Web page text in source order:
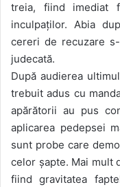
treia, fiind imediat
inculpaților. Abia
cereri de recuzare
judecată.
După audierea
trebuit adus cu
apărătorii au pus
aplicarea pedepsei
sunt probe care
celor șapte. Mai mult
fiind gravitatea